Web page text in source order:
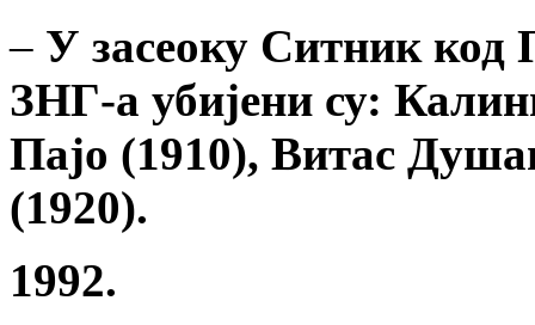
– У засеоку Ситник код
ЗНГ-а убијени су:
Пајо (1910), Витас
(1920).
1992.